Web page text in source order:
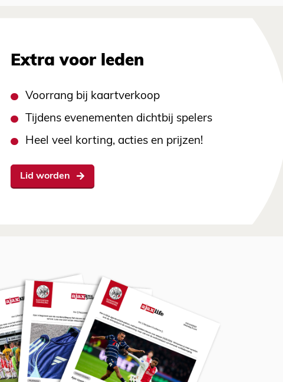
Extra voor leden
Voorrang bij kaartverkoop
Tijdens evenementen dichtbij spelers
Heel veel korting, acties en prijzen!
Lid worden